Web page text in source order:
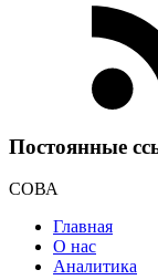
Постоянные
СОВА
Главная
О нас
Аналитика